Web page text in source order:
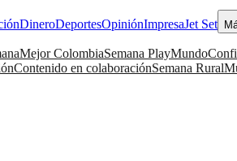
DineroDeportesOpiniónImpresaJet Set
Mejor ColombiaSemana PlayMundo
Contenido en colaboraciónSemana Rural